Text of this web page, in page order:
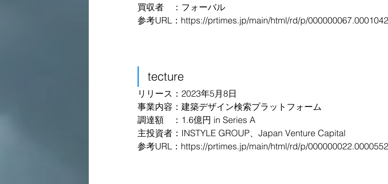
買収者　：フォーバル
参考URL：https://prtimes.jp/main/html/rd/p/
tecture
リリース：2023年5月8日
事業内容：建築デザイン検索プラットフォーム
調達額　：1.6億円 in Series A
主投資者：INSTYLE GROUP、Japan Venture Capital
参考URL：https://prtimes.jp/main/html/rd/p/